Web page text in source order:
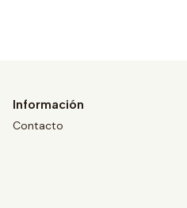
Información
Contacto